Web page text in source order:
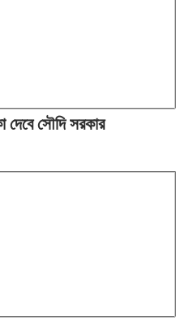
দেবে সৌদি সরকার